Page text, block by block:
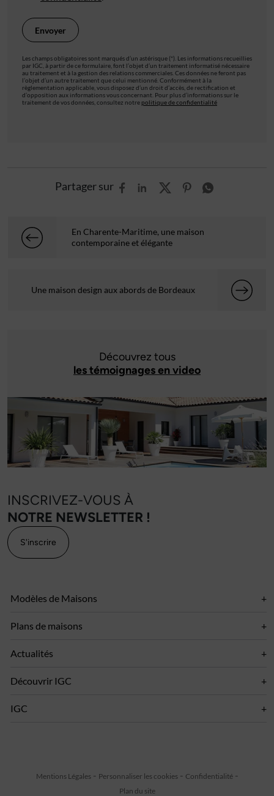
Les champs obligatoires sont marqués d’un astérisque (*). Les informations recueillies
par IGC, à partir de ce formulaire, font l’objet d’un traitement informatisé nécessaire
au traitement et à la gestion des relations commerciales. Ces données ne feront pas
l’objet d’un autre traitement que celui mentionné. Conformément à la
règlementation applicable, vous disposez d’un droit d’accès, de rectification et
d’opposition aux informations vous concernant. Pour plus d’informations sur le
traitement de vos données, consultez notre politique de confidentialité
Partager sur
En Charente-Maritime, une maison
contemporaine et élégante
Une maison design aux abords de Bordeaux
Découvrez tous
les témoignages en video
INSCRIVEZ-VOUS À
NOTRE NEWSLETTER !
S'inscrire
Modèles de Maisons
Plans de maisons
Actualités
Découvrir IGC
IGC
Mentions Légales Personnaliser les cookies
Confidentialité
Plan du site